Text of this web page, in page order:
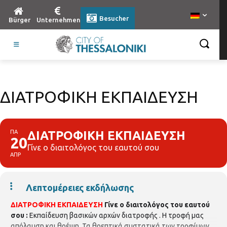
Bürger Unternehmen Besucher
ΔΙΑΤΡΟΦΙΚΗ ΕΚΠΑΙΔΕΥΣΗ
ΠΑ
20
ΑΠΡ
ΔΙΑΤΡΟΦΙΚΗ ΕΚΠΑΙΔΕΥΣΗ
Γίνε ο διαιτολόγος του εαυτού σου
Λεπτομέρειες εκδήλωσης
ΔΙΑΤΡΟΦΙΚΗ ΕΚΠΑΙΔΕΥΣΗ Γίνε ο διαιτολόγος του εαυτού
σου : Εκπαίδευση βασικών αρχών διατροφής . Η τροφή μας